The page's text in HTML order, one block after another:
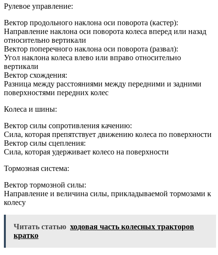
Рулевое управление:
Вектор продольного наклона оси поворота (кастер):
Направление наклона оси поворота колеса вперед или назад
относительно вертикали
Вектор поперечного наклона оси поворота (развал):
Угол наклона колеса влево или вправо относительно
вертикали
Вектор схождения:
Разница между расстояниями между передними и задними
поверхностями передних колес
Колеса и шины:
Вектор силы сопротивления качению:
Сила, которая препятствует движению колеса по поверхности
Вектор силы сцепления:
Сила, которая удерживает колесо на поверхности
Тормозная система:
Вектор тормозной силы:
Направление и величина силы, прикладываемой тормозами к
колесу
Читать статью ходовая часть колесных тракторов
кратко